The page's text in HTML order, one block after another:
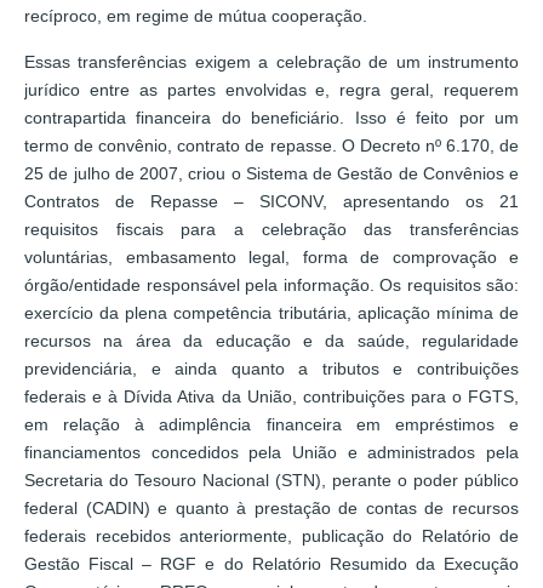
recíproco, em regime de mútua cooperação.
Essas transferências exigem a celebração de um instrumento
jurídico entre as partes envolvidas e, regra geral, requerem
contrapartida financeira do beneficiário. Isso é feito por um
termo de convênio, contrato de repasse. O Decreto nº 6.170, de
25 de julho de 2007, criou o Sistema de Gestão de Convênios e
Contratos de Repasse – SICONV, apresentando os 21
requisitos fiscais para a celebração das transferências
voluntárias, embasamento legal, forma de comprovação e
órgão/entidade responsável pela informação. Os requisitos são:
exercício da plena competência tributária, aplicação mínima de
recursos na área da educação e da saúde, regularidade
previdenciária, e ainda quanto a tributos e contribuições
federais e à Dívida Ativa da União, contribuições para o FGTS,
em relação à adimplência financeira em empréstimos e
financiamentos concedidos pela União e administrados pela
Secretaria do Tesouro Nacional (STN), perante o poder público
federal (CADIN) e quanto à prestação de contas de recursos
federais recebidos anteriormente, publicação do Relatório de
Gestão Fiscal – RGF e do Relatório Resumido da Execução